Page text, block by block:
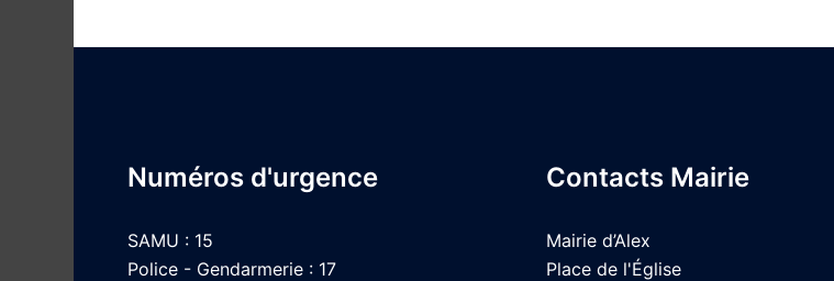
Numéros d'urgence
SAMU : 15
Police - Gendarmerie : 17
Contacts Mairie
Mairie d’Alex
Place de l'Église